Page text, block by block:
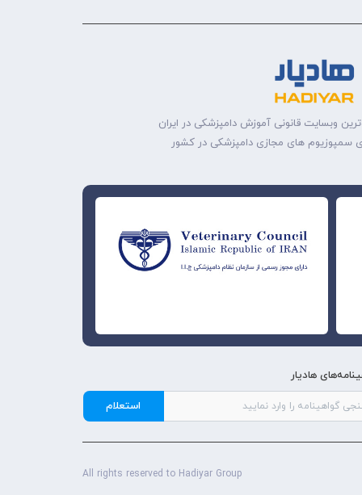
وبسایت قانونی آموزش دامپزشکی در ایران
سمپوزیوم های مجازی دامپزشکی در کشور
هادیار
All rights reserved to Hadiyar Group